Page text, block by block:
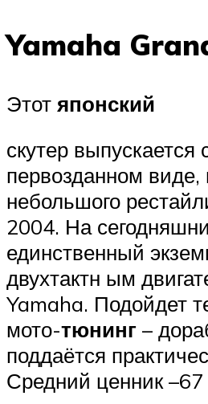
Yamaha
Этот японский
скутер выпускается
первозданном виде,
небольшого
2004. На
единственный
двухтактн ым
Yamaha. Подойдет
мото-тюнинг –
поддаётся
Средний ценник –67